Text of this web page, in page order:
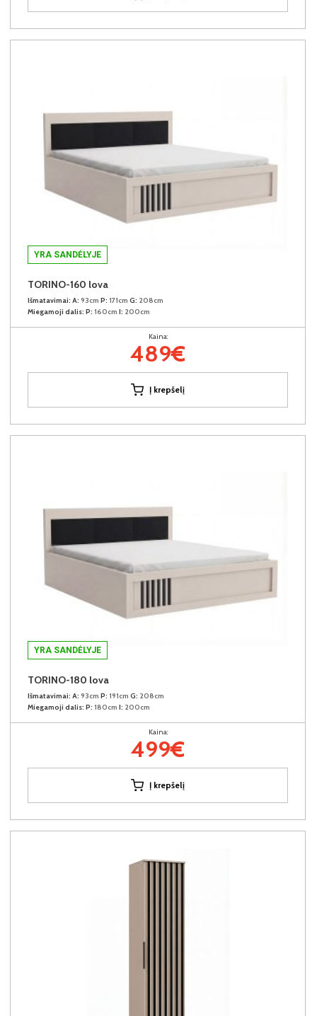
YRA SANDĖLYJE
TORINO-160 lova
Išmatavimai: A: 93cm P: 171cm G: 208cm
Miegamoji dalis: P: 160cm I: 200cm
Kaina:
489€
Į krepšelį
YRA SANDĖLYJE
TORINO-180 lova
Išmatavimai: A: 93cm P: 191cm G: 208cm
Miegamoji dalis: P: 180cm I: 200cm
Kaina:
499€
Į krepšelį